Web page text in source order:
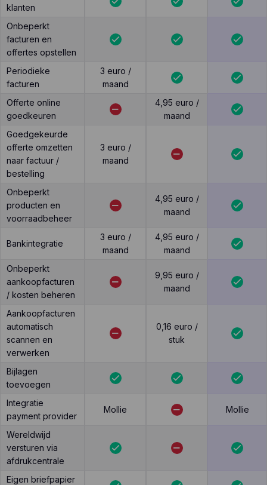
klanten
Onbeperkt
facturen en
offertes opstellen
Periodieke
facturen
3 euro /
maand
Offerte online
goedkeuren
4,95 euro /
maand
Goedgekeurde
offerte omzetten
naar factuur /
bestelling
3 euro /
maand
Onbeperkt
producten en
voorraadbeheer
4,95 euro /
maand
Bankintegratie
3 euro /
maand
4,95 euro /
maand
Onbeperkt
aankoopfacturen
/ kosten beheren
9,95 euro /
maand
Aankoopfacturen
automatisch
scannen en
verwerken
0,16 euro /
stuk
Bijlagen
toevoegen
Integratie
payment provider
Mollie Mollie
Wereldwijd
versturen via
afdrukcentrale
Eigen briefpapier